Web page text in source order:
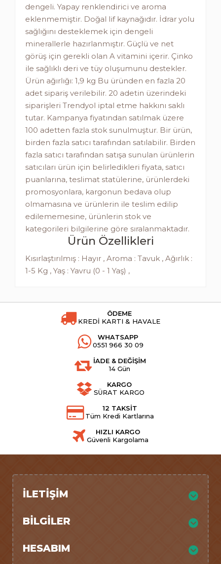
dengeli. Yapay renklendirici ve aroma
eklenmemiştir. Doğal lif kaynağıdır. İdrar yolu
sağlığını desteklemek için dengeli
minerallerle hazırlanmıştır. Güçlü ve net
görüş için gerekli olan A vitamini içerir. Çinko
ile sağlıklı deri ve tüy oluşumunu destekler.
Ürün ağırlığı: 1,9 kg Bu üründen en fazla 20
adet sipariş verilebilir. 20 adetin üzerindeki
siparişleri Trendyol iptal etme hakkını saklı
tutar. Kampanya fiyatından satılmak üzere
100 adetten fazla stok sunulmuştur. Bir ürün,
birden fazla satıcı tarafından satılabilir. Birden
fazla satıcı tarafından satışa sunulan ürünlerin
satıcıları ürün için belirledikleri fiyata, satıcı
puanlarına, teslimat statülerine, ürünlerdeki
promosyonlara, kargonun bedava olup
olmamasına ve ürünlerin ile teslim edilip
edilememesine, ürünlerin stok ve
kategorileri bilgilerine göre sıralanmaktadır.
Ürün Özellikleri
Kısırlaştırılmış : Hayır , Aroma : Tavuk , Ağırlık :
1-5 Kg , Yaş : Yavru (0 - 1 Yaş) ,
ÖDEME
KREDİ KARTI & HAVALE
WHATSAPP
0551 966 30 09
İADE & DEĞİŞİM
14 Gün
KARGO
SÜRAT KARGO
12 TAKSİT
Tüm Kredi Kartlarına
HIZLI KARGO
Güvenli Kargolama
İLETIŞIM
BILGILER
HESABIM